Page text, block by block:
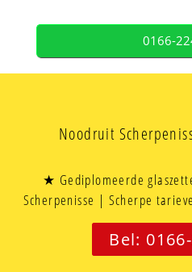
0166-
Noodruit
★ Gediplomeerde
Scherpenisse | Scherpe
Bel: